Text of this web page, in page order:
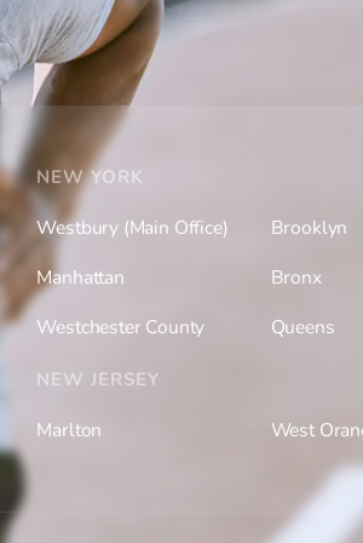
NEW YORK
Westbury (Main Office)
Manhattan
Westchester County
Brooklyn
Bronx
Queens
NEW JERSEY
Marlton West